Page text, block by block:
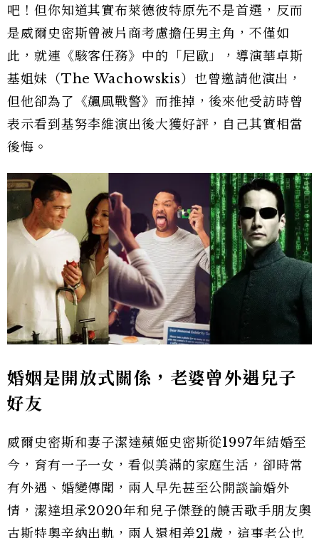
吧！但你知道其實布萊德彼特原先不是首選，反而
是威爾史密斯曾被片商考慮擔任男主角，不僅如
此，就連《駭客任務》中的「尼歐」，導演華卓斯
基姐妹（The Wachowskis）也曾邀請他演出，
但他卻為了《飆風戰警》而推掉，後來他受訪時曾
表示看到基努李維演出後大獲好評，自己其實相當
後悔。
婚姻是開放式關係，老婆曾外遇兒子
好友
威爾史密斯和妻子潔達蘋姬史密斯從1997年結婚至
今，育有一子一女，看似美滿的家庭生活，卻時常
有外遇、婚變傳聞，兩人早先甚至公開談論婚外
情，潔達坦承2020年和兒子傑登的饒舌歌手朋友奧
古斯特奧辛納出軌，兩人還相差21歲，這事老公也